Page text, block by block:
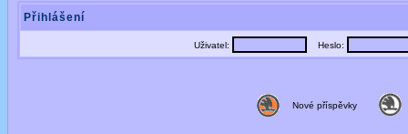
Přihlášení
Uživatel: Heslo:
Nové příspěvky